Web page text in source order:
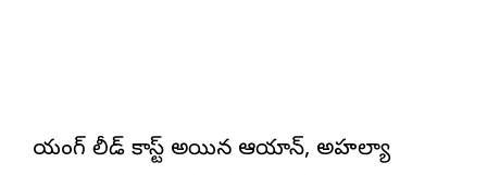
యంగ్ లీడ్ కాస్ట్ అయిన ఆయాన్, అహల్యా